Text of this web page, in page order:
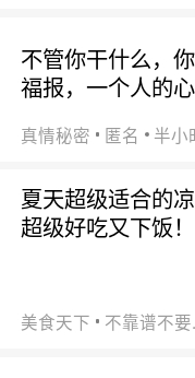
不管你干什么，
福报，一个人的
真情秘密 匿名 半小
夏天超级适合的凉
超级好吃又下饭！
美食天下